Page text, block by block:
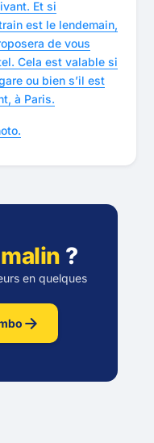
Et si
est le lendemain,
de vous
Cela est valable si
ou bien s’il est
à Paris.
malin ?
en quelques